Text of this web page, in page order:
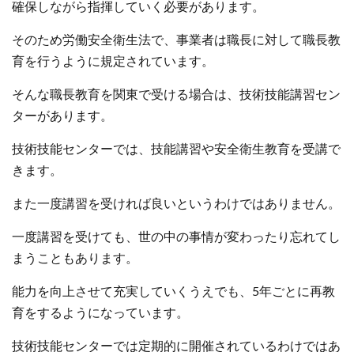
確保しながら指揮していく必要があります。
そのため労働安全衛生法で、事業者は職長に対して職長教
育を行うように規定されています。
そんな職長教育を関東で受ける場合は、技術技能講習セン
ターがあります。
技術技能センターでは、技能講習や安全衛生教育を受講で
きます。
また一度講習を受ければ良いというわけではありません。
一度講習を受けても、世の中の事情が変わったり忘れてし
まうこともあります。
能力を向上させて充実していくうえでも、5年ごとに再教
育をするようになっています。
技術技能センターでは定期的に開催されているわけではあ